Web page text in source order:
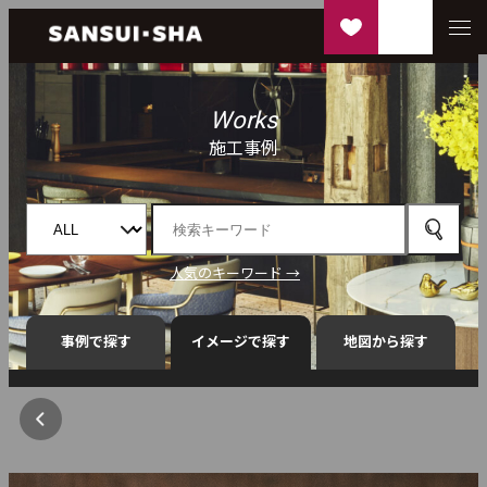
Works
施工事例
人気のキーワード →
事例で探す イメージで探す 地図から探す